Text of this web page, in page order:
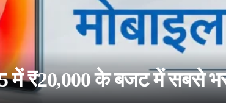
में ₹20,000 के बजट में सबसे